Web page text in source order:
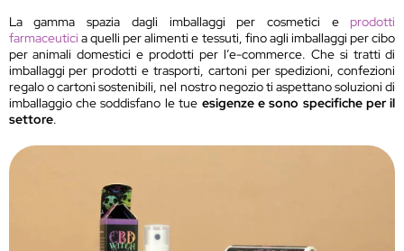
La gamma spazia dagli imballaggi per cosmetici e prodotti
farmaceutici a quelli per alimenti e tessuti, fino agli imballaggi per cibo
per animali domestici e prodotti per l’e-commerce. Che si tratti di
imballaggi per prodotti e trasporti, cartoni per spedizioni, confezioni
regalo o cartoni sostenibili, nel nostro negozio ti aspettano soluzioni di
imballaggio che soddisfano le tue esigenze e sono specifiche per il
settore.